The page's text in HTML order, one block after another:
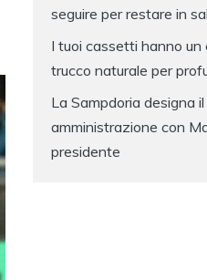
seguire per restare in
I tuoi cassetti hanno
trucco naturale per
La Sampdoria designa
amministrazione con
presidente